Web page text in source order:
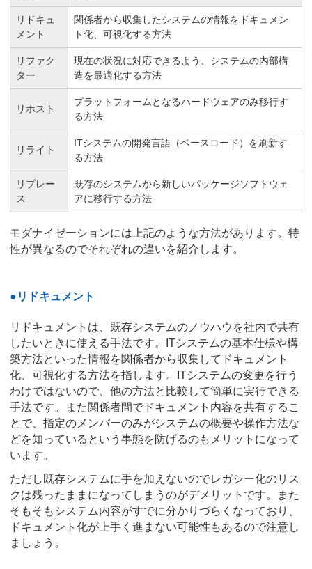
リドキュ
メント
関係者から収集したシステムの情報をドキュメン
ト化、可視化する方法
リファク
ター
現在の状況に対応できるよう、システムの内部構
造を最適化する方法
リホスト
プラットフォームとなるハードウェアのみ移行す
る方法
リライト
ITシステムの開発言語（ベースコード）を刷新す
る方法
リプレー
ス
既存のシステムから新しいパッケージソフトウェ
アに移行する方法
モダナイゼーションには上記のような方法があります。特
性が異なるのでそれぞれの違いを紹介します。
●リドキュメント
リドキュメントは、既存システムのノウハウを社内で共有
したいときに使える手法です。ITシステムの基本仕様や構
築方法といった情報を関係者から収集してドキュメント
化、可視化する方法を指します。ITシステムの変更を行う
わけではないので、他の方法と比較して簡単に実行できる
手法です。また関係者間でドキュメント内容を共有するこ
とで、指定のメンバーのみがシステムの概要や操作方法な
どを知っているという事態を防げるのもメリットになって
います。
ただし既存システムに手を加えないのでレガシー化のリス
クは残ったままになってしまうのがデメリットです。また
そもそもシステム内容がすでに分かりづらくなっており、
ドキュメント化が上手く進まない可能性もあるので注意し
ましょう。